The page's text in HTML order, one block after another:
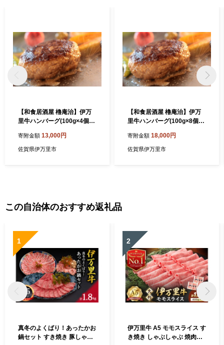
【和食居酒屋 櫓庵治】伊万
里牛ハンバーグ(100g×4個
寄附金額 13,000円
佐賀県伊万里市
【和食居酒屋 櫓庵治】伊万
里牛ハンバーグ(100g×8個
寄附金額 18,000円
佐賀県伊万里市
この自治体のおすすめ返礼品
1
真冬のよくばり！あったかお
鍋セット すき焼き 豚しゃぶ
2
伊万里牛 A5 モモスライス す
き焼き しゃぶしゃぶ 焼肉用